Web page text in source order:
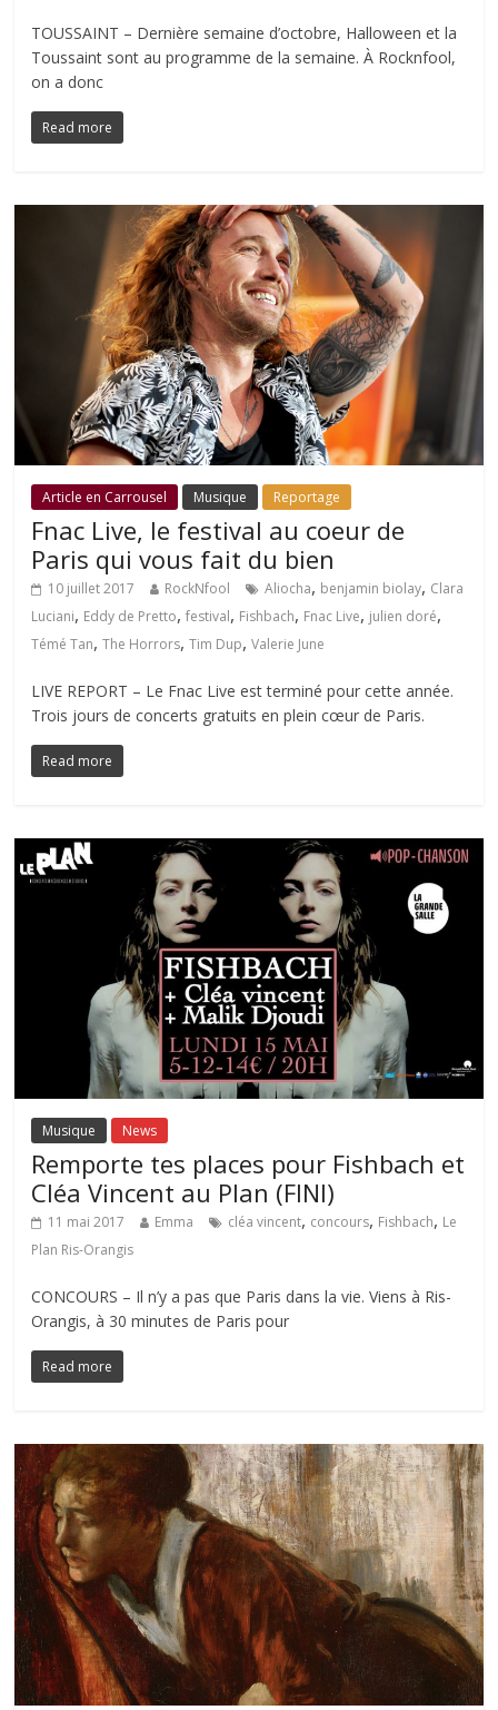
TOUSSAINT – Dernière semaine d’octobre, Halloween et la
Toussaint sont au programme de la semaine. À Rocknfool,
on a donc
Read more
Article en Carrousel Musique Reportage
Fnac Live, le festival au coeur de
Paris qui vous fait du bien
10 juillet 2017 RockNfool Aliocha, benjamin biolay, Clara
Luciani, Eddy de Pretto,festival, Fishbach, Fnac Live, julien doré,
Témé Tan,The Horrors,Tim Dup,Valerie June
LIVE REPORT – Le Fnac Live est terminé pour cette année.
Trois jours de concerts gratuits en plein cœur de Paris.
Read more
Musique News
Remporte tes places pour Fishbach et
Cléa Vincent au Plan (FINI)
11 mai 2017 Emma cléa vincent, concours, Fishbach, Le
Plan Ris-Orangis
CONCOURS – Il n’y a pas que Paris dans la vie. Viens à Ris-
Orangis, à 30 minutes de Paris pour
Read more